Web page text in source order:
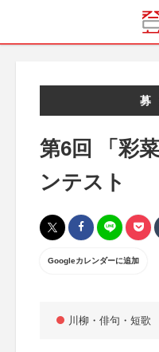
第6回 「彩
ンテスト
Googleカレンダーに追加
川柳・俳句・短歌